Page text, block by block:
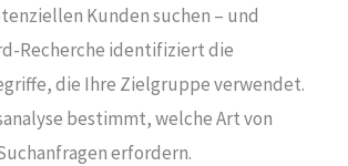
Kunden suchen – und
Recherche identifiziert die
die Ihre Zielgruppe verwendet.
bestimmt, welche Art von
erfordern.